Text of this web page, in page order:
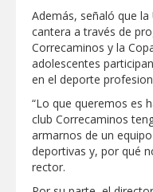
Tam
Además, señaló que
cantera a través de
Correcaminos y la
adolescentes
en el deporte
“Lo que queremos es
club Correcaminos
armarnos de un
deportivas y, por qué
rector.